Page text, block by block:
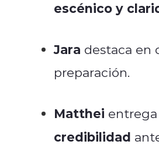
escénico y
Jara destaca en
preparación.
Matthei
credibilidad